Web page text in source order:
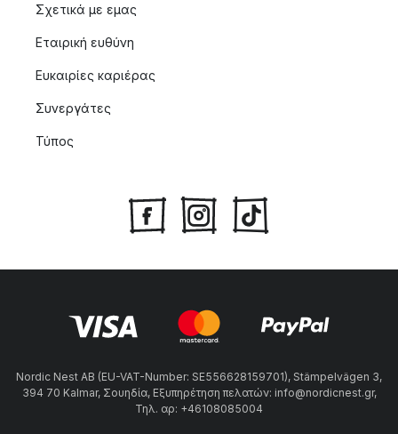
Σχετικά με εμας
Εταιρική ευθύνη
Ευκαιρίες καριέρας
Συνεργάτες
Τύπος
Nordic Nest AB (EU-VAT-Number: SE556628159701), Stämpelvägen 3,
394 70 Kalmar, Σουηδία, Εξυπηρέτηση πελατών: info@nordicnest.gr,
Τηλ. αρ: +46108085004